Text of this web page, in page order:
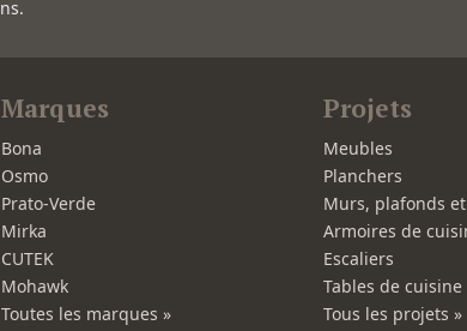
Marques
Bona
Osmo
Prato-Verde
Mirka
CUTEK
Mohawk
Toutes les marques »
Projets
Meubles
Planchers
Murs, plafonds
Armoires de
Escaliers
Tables de cuisine
Tous les projets »